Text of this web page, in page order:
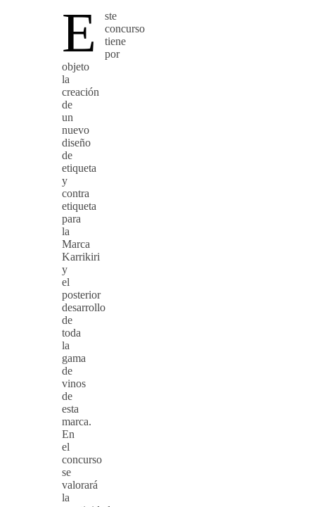
E
ste
concurso
tiene
por
objeto
la
creación
de
un
nuevo
diseño
de
etiqueta
y
contra
etiqueta
para
la
Marca
Karrikiri
y
el
posterior
desarrollo
de
toda
la
gama
de
vinos
de
esta
marca.
En
el
concurso
se
valorará
la